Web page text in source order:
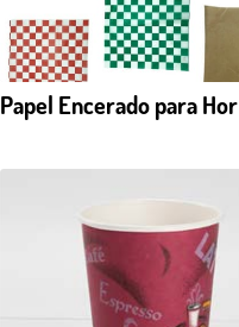
Papel Encerado para